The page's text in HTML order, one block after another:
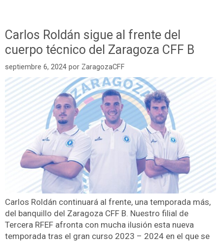
Carlos Roldán sigue al frente del
cuerpo técnico del Zaragoza CFF B
septiembre 6, 2024 por ZaragozaCFF
Carlos Roldán continuará al frente, una temporada más,
del banquillo del Zaragoza CFF B. Nuestro filial de
Tercera RFEF afronta con mucha ilusión esta nueva
temporada tras el gran curso 2023 – 2024 en el que se